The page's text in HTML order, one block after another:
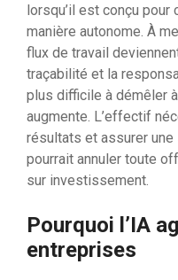
lorsqu’il est conçu
manière autonome. À
flux de travail
traçabilité et la
plus difficile à démêler
augmente. L’effectif
résultats et assurer
pourrait annuler toute
sur investissement.
Pourquoi l’IA
entreprises